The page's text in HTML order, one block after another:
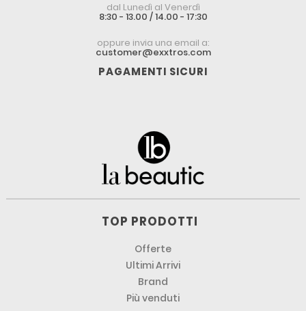
dal Lunedì al Venerdì
8:30 - 13.00 / 14.00 - 17:30
oppure invia una email a:
customer@exxtros.com
PAGAMENTI SICURI
TOP PRODOTTI
Offerte
Ultimi Arrivi
Brand
Più venduti